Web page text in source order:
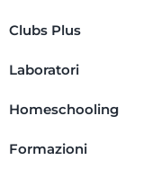
Clubs Plus
Laboratori
Homeschooling
Formazioni